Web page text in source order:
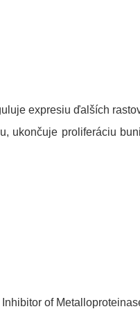
expresiu ďalších
ukončuje proliferáciu
of